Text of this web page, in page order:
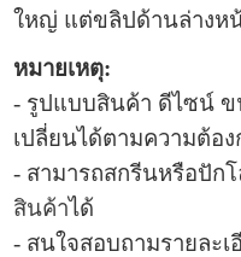
ใหญ่ แต่ขลิปด้านล่างห
หมายเหตุ:
- รูปแบบสินค้า ดีไซน์ ข
เปลี่ยนได้ตามความต้อง
- สามารถสกรีนหรือปัก
สินค้าได้
- สนใจสอบถามรายละ